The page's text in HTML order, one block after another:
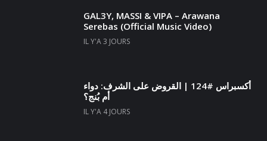
GAL3Y, MASSI & VIPA – Arawana
Serebas (Official Music Video)
IL Y'A 3 JOURS
أكسبراس #124 | القروض على الشرف: دواء
أم بُنج؟
IL Y'A 4 JOURS